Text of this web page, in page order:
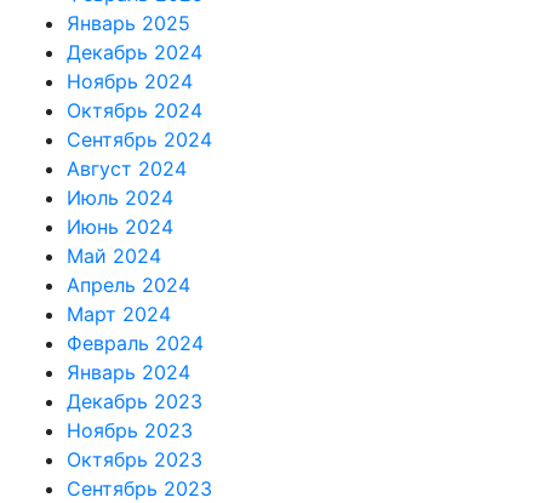
Январь 2025
Декабрь 2024
Ноябрь 2024
Октябрь 2024
Сентябрь 2024
Август 2024
Июль 2024
Июнь 2024
Май 2024
Апрель 2024
Март 2024
Февраль 2024
Январь 2024
Декабрь 2023
Ноябрь 2023
Октябрь 2023
Сентябрь 2023